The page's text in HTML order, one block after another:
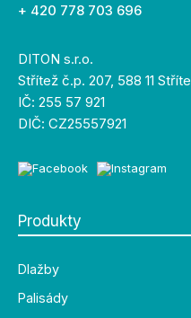
+ 420 778 703 696
DITON s.r.o.
Střítež č.p. 207, 588 11
IČ: 255 57 921
DIČ: CZ25557921
Produkty
Dlažby
Palisády